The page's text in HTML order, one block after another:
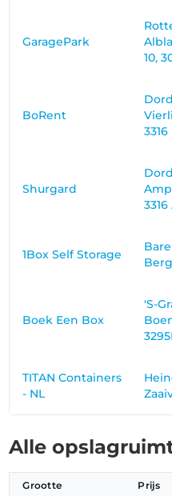
GaragePark
10,
BoRent
3316
Shurgard
3316
1Box Self Storage
Boek Een Box
'S-
TITAN Containers
- NL
Alle
Grootte Prijs